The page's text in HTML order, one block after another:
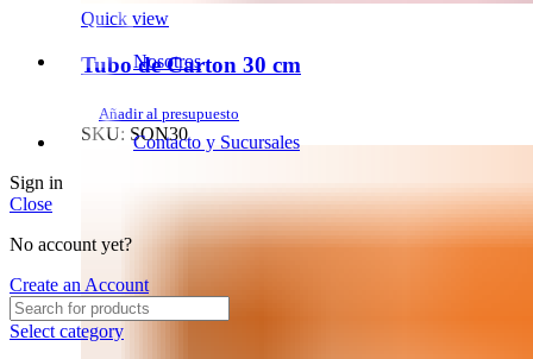
Quick view
Tubo de Carton 30 cm
Añadir al presupuesto
SKU: SON30
Nosotros
Contacto y Sucursales
Sign in
Close
No account yet?
Create an Account
Select category